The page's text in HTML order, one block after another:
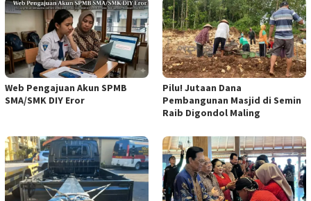
Web Pengajuan Akun SPMB
SMA/SMK DIY Eror
Pilu! Jutaan Dana
Pembangunan Masjid di Semin
Raib Digondol Maling